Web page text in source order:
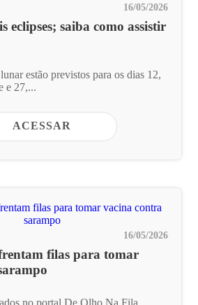
16/05/2026
eclipses; saiba como assistir
estão previstos para os dias 12,
e 27,...
ACESSAR
16/05/2026
filas para tomar